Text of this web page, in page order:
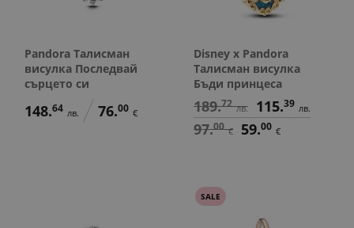
Pandora Талисман
висулка Последвай
сърцето си
148.64 лв. 76.00 €
Disney x Pandora
Талисман висулка
Бъди принцеса
189.72 лв. 115.39 лв.
97.00 € 59.00 €
SALE